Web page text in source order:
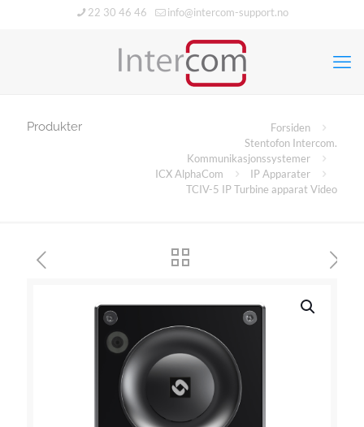
22 30 46 46 info@intercom-support.no
Produkter
Forsiden
Stentofon Intercom.
Kommunikasjonssystemer
ICX AlphaCom
IP Apparater
TCIV-5 IP Turbine apparat Video